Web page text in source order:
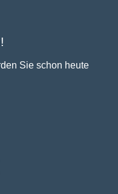
Sie schon heute